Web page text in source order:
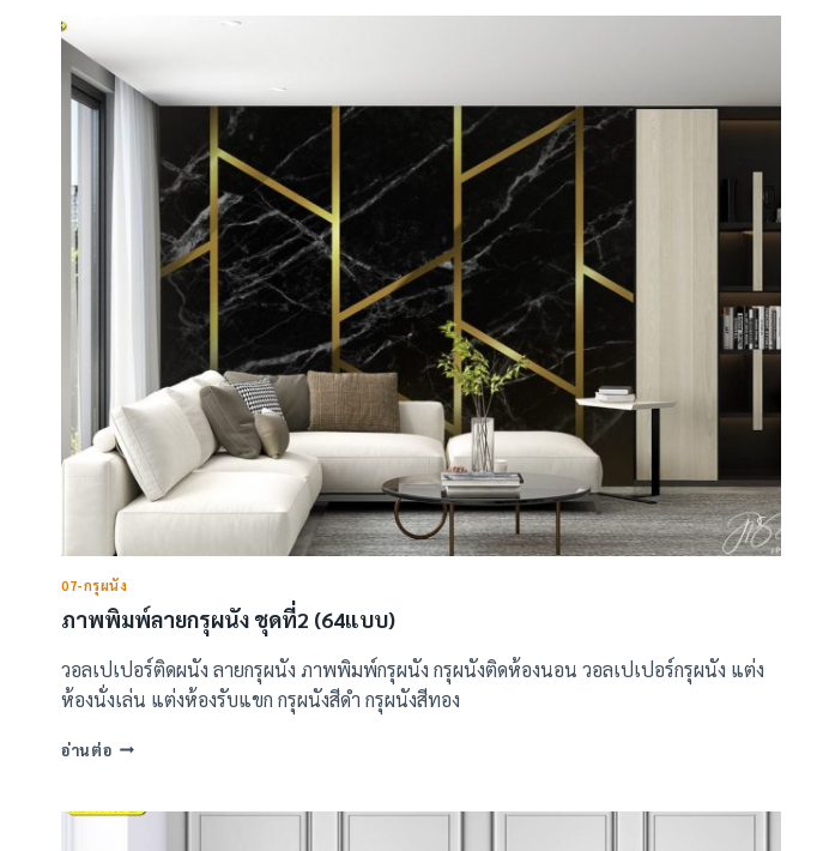
ลายไม้
ตกแต่ง
ภายใน
แบบ)
07-กรุผนัง
ภาพพิมพ์ลายกรุผนัง ชุดที่2 (64แบบ)
วอลเปเปอร์ติดผนัง ลายกรุผนัง ภาพพิมพ์กรุผนัง กรุผนังติดห้องนอน วอลเปเปอร์กรุผนัง แต่ง
ห้องนั่งเล่น แต่งห้องรับแขก กรุผนังสีดำ กรุผนังสีทอง
อ่านต่อภาพ
กรุ